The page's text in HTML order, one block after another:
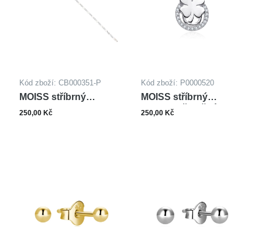
Kód zboží: CB000351-P
MOISS stříbrný
náramek CATENA
250,00 Kč
Kód zboží: P0000520
MOISS stříbrný
přívěsek ČTYŘLÍSTEK
250,00 Kč